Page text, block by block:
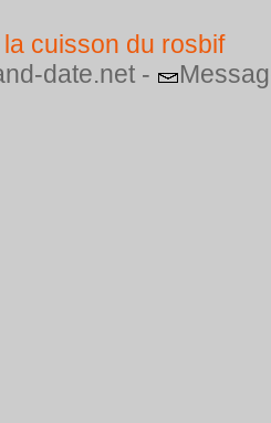
cuisson du rosbif
date.net -